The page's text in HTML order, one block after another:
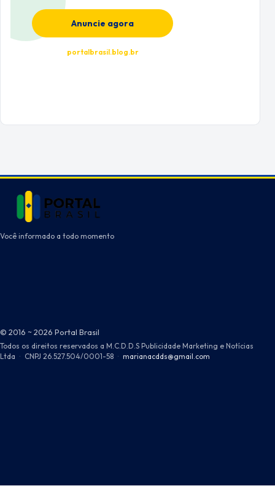
Anuncie agora
portalbrasil.blog.br
Você informado a todo momento
© 2016 ~ 2026 Portal Brasil
Todos os direitos reservados a M.C.D.D.S Publicidade Marketing e Notícias
Ltda · CNPJ 26.527.504/0001-58 · marianacdds@gmail.com